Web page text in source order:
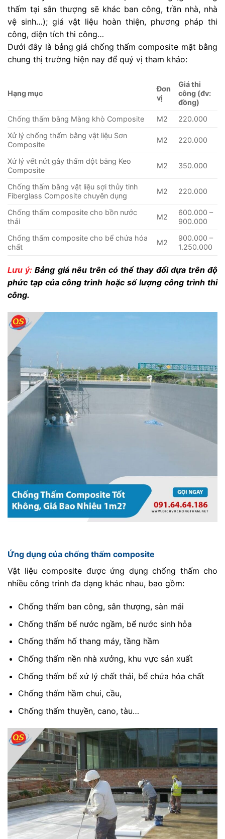
thấm tại sân thượng sẽ khác ban công, trần nhà, nhà
vệ sinh…); giá vật liệu hoàn thiện, phương pháp thi
công, diện tích thi công…
Dưới đây là bảng giá chống thấm composite mặt bằng
chung thị trường hiện nay để quý vị tham khảo:
Hạng mục
Đơn
vị
Giá thi
công (đv:
đồng)
Chống thấm bằng Màng khò Composite
M2
220.000
Xử lý chống thấm bằng vật liệu Sơn
Composite
M2 220.000
Xử lý vết nứt gây thấm dột bằng Keo
Composite
M2 350.000
Chống thấm bằng vật liệu sợi thủy tinh
Fiberglass Composite chuyên dụng
M2 220.000
Chống thấm composite cho bồn nước
thải
M2
600.000 –
900.000
Chống thấm composite cho bể chứa hóa
chất
M2
900.000 –
1.250.000
Lưu ý: Bảng giá nêu trên có thể thay đổi dựa trên độ
phức tạp của công trình hoặc số lượng công trình thi
công.
Ứng dụng của chống thấm composite
Vật liệu composite được ứng dụng chống thấm cho
nhiều công trình đa dạng khác nhau, bao gồm:
Chống thấm ban công, sân thượng, sàn mái
Chống thấm bể nước ngầm, bể nước sinh hỏa
Chống thấm hố thang máy, tầng hầm
Chống thấm nền nhà xưởng, khu vực sản xuất
Chống thấm bể xử lý chất thải, bể chứa hóa chất
Chống thấm hầm chui, cầu,
Chống thấm thuyền, cano, tàu…